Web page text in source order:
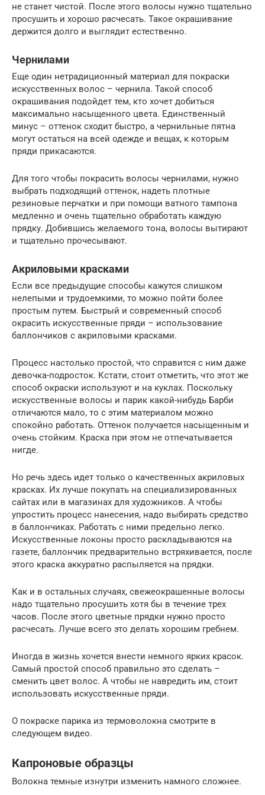
не станет чистой. После этого волосы нужно тщательно
просушить и хорошо расчесать. Такое окрашивание
держится долго и выглядит естественно.
Чернилами
Еще один нетрадиционный материал для покраски
искусственных волос – чернила. Такой способ
окрашивания подойдет тем, кто хочет добиться
максимально насыщенного цвета. Единственный
минус – оттенок сходит быстро, а чернильные пятна
могут остаться на всей одежде и вещах, к которым
пряди прикасаются.
Для того чтобы покрасить волосы чернилами, нужно
выбрать подходящий оттенок, надеть плотные
резиновые перчатки и при помощи ватного тампона
медленно и очень тщательно обработать каждую
прядку. Добившись желаемого тона, волосы вытирают
и тщательно прочесывают.
Акриловыми красками
Если все предыдущие способы кажутся слишком
нелепыми и трудоемкими, то можно пойти более
простым путем. Быстрый и современный способ
окрасить искусственные пряди – использование
баллончиков с акриловыми красками.
Процесс настолько простой, что справится с ним даже
девочка-подросток. Кстати, стоит отметить, что этот же
способ окраски используют и на куклах. Поскольку
искусственные волосы и парик какой-нибудь Барби
отличаются мало, то с этим материалом можно
спокойно работать. Оттенок получается насыщенным и
очень стойким. Краска при этом не отпечатывается
нигде.
Но речь здесь идет только о качественных акриловых
красках. Их лучше покупать на специализированных
сайтах или в магазинах для художников. А чтобы
упростить процесс нанесения, надо выбирать средство
в баллончиках. Работать с ними предельно легко.
Искусственные локоны просто раскладываются на
газете, баллончик предварительно встряхивается, после
этого краска аккуратно распыляется на прядки.
Как и в остальных случаях, свежеокрашенные волосы
надо тщательно просушить хотя бы в течение трех
часов. После этого цветные прядки нужно просто
расчесать. Лучше всего это делать хорошим гребнем.
Иногда в жизнь хочется внести немного ярких красок.
Самый простой способ правильно это сделать –
сменить цвет волос. А чтобы не навредить им, стоит
использовать искусственные пряди.
О покраске парика из термоволокна смотрите в
следующем видео.
Капроновые образцы
Волокна темные изнутри изменить намного сложнее.